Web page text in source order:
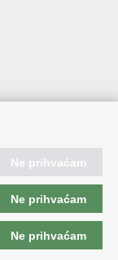
Ne prihvaćam
Ne prihvaćam
Ne prihvaćam